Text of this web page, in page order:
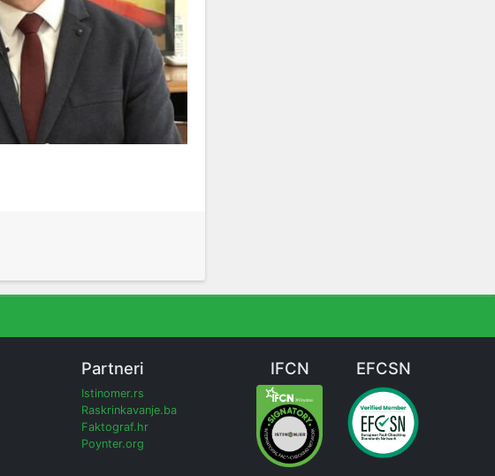
Partneri
Istinomer.rs
Raskrinkavanje.ba
Faktograf.hr
Poynter.org
IFCN EFCSN